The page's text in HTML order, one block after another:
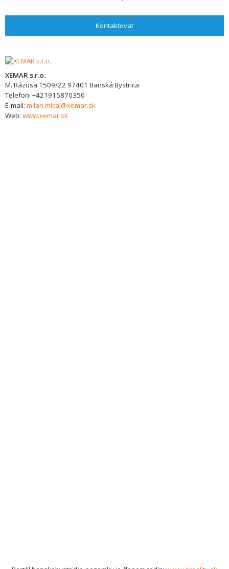
Kontaktovat
XEMAR s.r.o.
M. Rázusa 1509/22 97401 Banská Bystrica
Telefon: +421915870350
E-mail: milan.mlcal@xemar.sk
Web: www.xemar.sk